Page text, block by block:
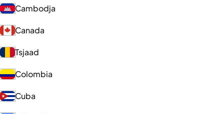
Cambodja
Canada
Tsjaad
Colombia
Cuba